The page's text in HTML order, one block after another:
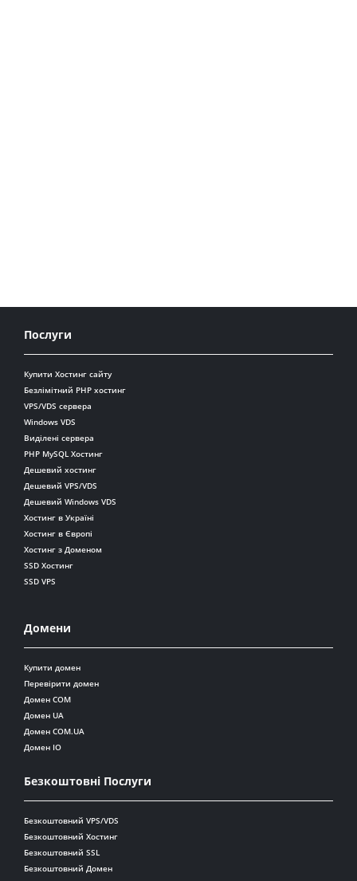
Послуги
Купити Хостинг сайту
Безлімітний PHP хостинг
VPS/VDS сервера
Windows VDS
Виділені сервера
PHP MySQL Хостинг
Дешевий хостинг
Дешевий VPS/VDS
Дешевий Windows VDS
Хостинг в Україні
Хостинг в Європі
Хостинг з Доменом
SSD Хостинг
SSD VPS
Домени
Купити домен
Перевірити домен
Домен COM
Домен UA
Домен COM.UA
Домен IO
Безкоштовні Послуги
Безкоштовний VPS/VDS
Безкоштовний Хостинг
Безкоштовний SSL
Безкоштовний Домен